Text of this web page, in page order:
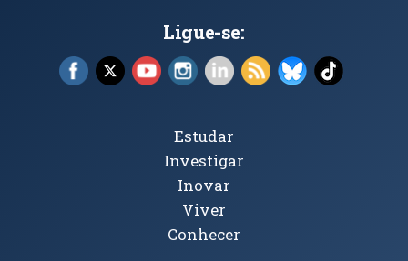
Ligue-se:
Facebook (abre em nova janela)
X (abre em nova janela)
YouTube (abre em nova janela)
Instagram (abre em nova janela)
LinkedIn (abre em nova
RSS (abre em nova
Bluesky (abre
TikTok
Tópicos Principais
Estudar
Investigar
Inovar
Viver
Conhecer